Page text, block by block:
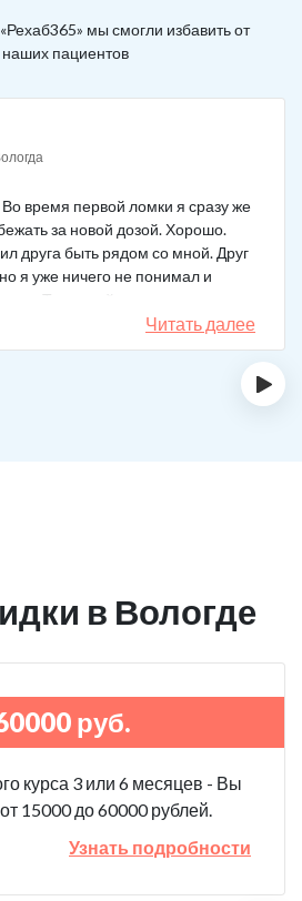
мы смогли избавить от
пациентов
Во время первой ломки я сразу же
за новой дозой. Хорошо.
друга быть рядом со мной. Друг
я уже ничего не понимал и
Тогда мой товарищ просто
в клинику. На дом приехал
какую-то капельницу, после
реабилитации, так я и сделал.
Читать далее
›
в Вологде
руб.
курса 3 или 6 месяцев - Вы
15000 до 60000 рублей.
Узнать подробности